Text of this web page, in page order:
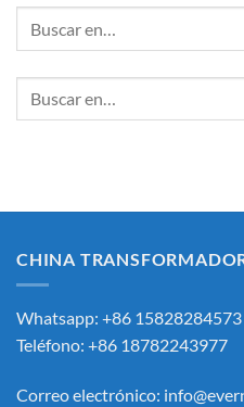
CHINA
Whatsapp: +86 15828284573
Teléfono: +86 18782243977
Correo electrónico: